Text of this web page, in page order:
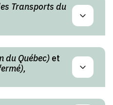
Transports du
du Québec) et